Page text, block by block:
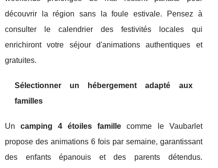
découvrir la région sans la foule estivale. Pensez à
consulter le calendrier des festivités locales qui
enrichiront votre séjour d'animations authentiques et
gratuites.
Sélectionner un hébergement adapté aux
familles
Uncamping 4 étoiles famille comme le Vaubarlet
propose des animations 6 fois par semaine, garantissant
des enfants épanouis et des parents détendus.